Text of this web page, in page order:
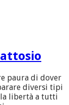
paura di dover
diversi tipi
la libertà a tutti